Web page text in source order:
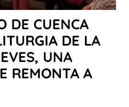
DE CUENCA
DE LA
UNA
REMONTA A